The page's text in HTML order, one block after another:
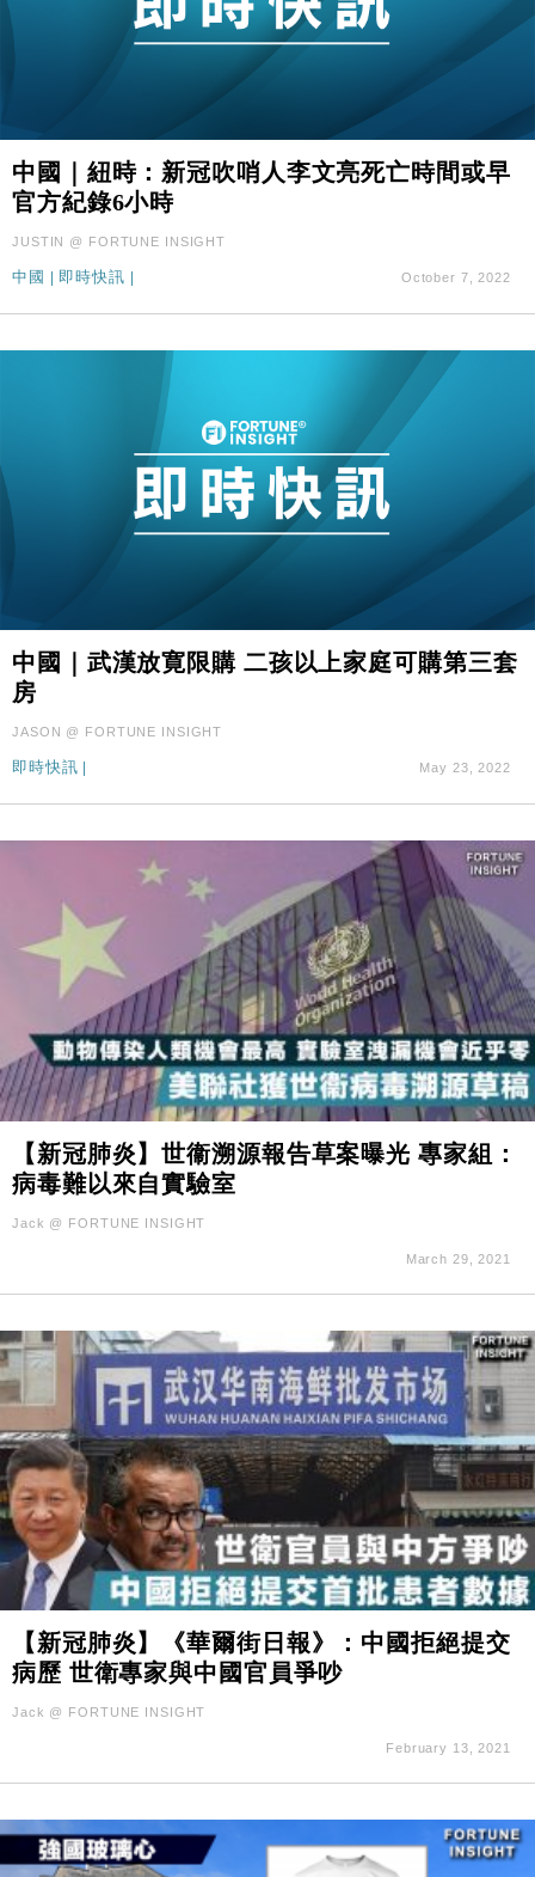
中國｜紐時：新冠吹哨人李文亮死亡時間或早
官方紀錄6小時
JUSTIN @ FORTUNE INSIGHT
中國 | 即時快訊 | October 7, 2022
中國｜武漢放寛限購 二孩以上家庭可購第三套
房
JASON @ FORTUNE INSIGHT
即時快訊 May 23, 2022
【新冠肺炎】世衞溯源報告草案曝光 專家組：
病毒難以來自實驗室
Jack @ FORTUNE INSIGHT
March 29, 2021
【新冠肺炎】《華爾街日報》：中國拒絕提交
病歷 世衛專家與中國官員爭吵
Jack @ FORTUNE INSIGHT
February 13, 2021